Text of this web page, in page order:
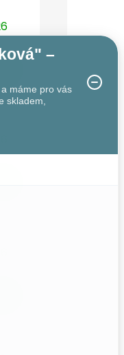
–
máme pro vás
skladem,